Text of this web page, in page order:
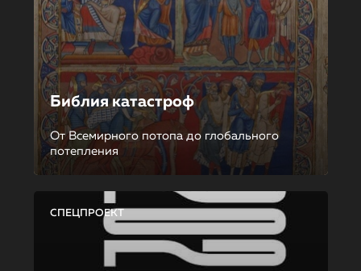
Библия катастроф
От Всемирного потопа до глобального
потепления
СПЕЦПРОЕКТ